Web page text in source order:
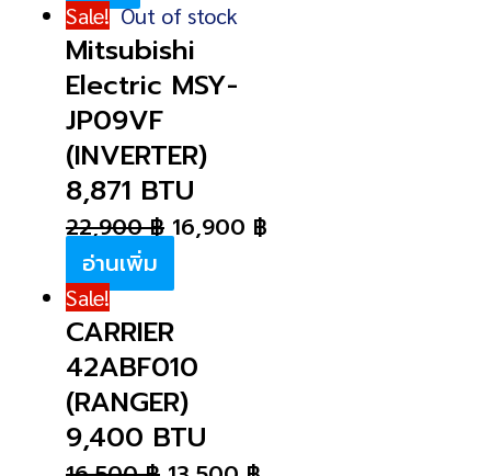
Sale! Out of stock
Mitsubishi
Electric MSY-
JP09VF
(INVERTER)
8,871 BTU
22,900฿ 16,900 ฿
อ่านเพิ่ม
Sale!
CARRIER
42ABF010
(RANGER)
9,400 BTU